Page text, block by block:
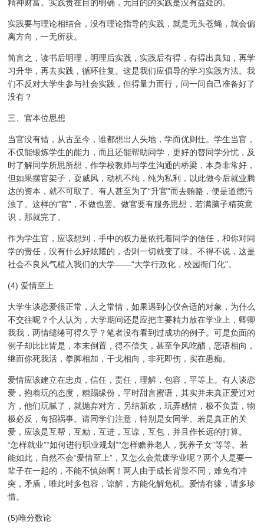
精神财富。实践贵在目的明确，无目的的实践是没有益处的。
实践要与理论相结合，没有理论指导的实践，就是无头苍蝇，就会偏
离方向，一无所获。
简言之，读书后明理，明理后实践，实践后有得，有得出真知，再学
习升华，再去实践，循环往复。这是我们应倡导的学习实践方法。我
们不反对大学生参与社会实践，但得量力而行，问一问自己准备好了
没有？
三、官本位思想
当官没有错，从古至今，谁都想出人头地，学而优则仕。学生当官，
不仅能锻炼学生的能力，而且还能帮助同学，更好的替同学分忧，及
时了解同学所思所想，作学校教师与学生沟通的桥梁，本身非常好，
但如果摆官架子，耍威风，动机不纯，纯为私利，以此做今后就业腾
达的资本，就不可取了。有人甚至为了“升官”而去贿赂，便是道德污
浊了。这样的“官”，不做也罢。做官要有服务思想，若满脑子精英意
识，那就完了。
作为学生官，应该想到，手中的权力是依托着同学的信任，和你对同
学的责任，没有什么好炫耀的，否则一切就变了味。不得不说，这是
社会不良风气植入我们的大学——“大学行政化，校园衙门化”。
(4) 爱情至上
大学生谈恋爱很正常，人之常情，如果遇到心仪合适的对象，为什么
不交往呢？个人认为，大学期间还是应把主要精力放在学业上，卿卿
我我，两情缱绻可得久乎？笔者没有看到过成功的例子。可是负面的
例子却比比皆是，本末倒置，得不偿失，甚至争风吃醋，恶语相向，
继而你死我活，拳脚相加，干戈相向，非死即伤，实在愚痴。
爱情应该建立在忠贞，信任，责任，理解，包容，平等上。有人谈恋
爱，抱着玩的态度，糟蹋缘份，平时甜言蜜语，其实并未真正爱过对
方，他们玩腻了，就抛弃对方，另结新欢，玩弄感情，极不负责，物
极必反，每招祸事。请同学们注意，特别是女同学。若是真正的关
爱，应该是互帮，互励，互进，互谅，互包，并且作长远的打算。
“怎样就业”“如何进行职业规划”“怎样赡养老人，抚养子女”等等。若
能如此，自然不会“爱情至上”，又怎么会荒废学业呢？两个人是要一
辈子在一起的，不能不慎始啊！两人由于成长背景不同，难免有冲
突，矛盾，唯此时多包容，谅解，方能化解危机。爱情有缘，请多珍
惜。
(5)唯分数论